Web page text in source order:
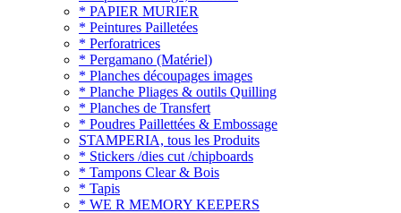
* PAPIER MURIER
* Peintures Pailletées
* Perforatrices
* Pergamano (Matériel)
* Planches découpages images
* Planche Pliages & outils Quilling
* Planches de Transfert
* Poudres Paillettées & Embossage
STAMPERIA, tous les Produits
* Stickers /dies cut /chipboards
* Tampons Clear & Bois
* Tapis
* WE R MEMORY KEEPERS